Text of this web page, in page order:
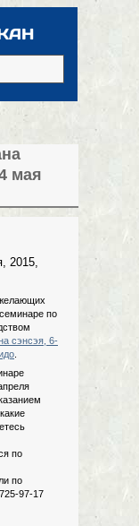
мая
2015,
по
сэнсэя, 6-
по
по
97-17